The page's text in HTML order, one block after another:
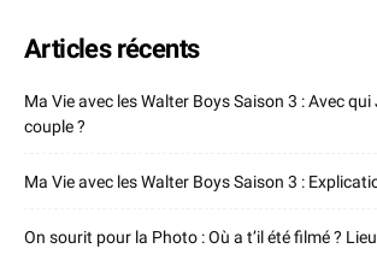
Articles récents
Ma Vie avec les Walter Boys Saison 3 : Avec
couple ?
Ma Vie avec les Walter Boys Saison 3 :
On sourit pour la Photo : Où a t’il été filmé ?